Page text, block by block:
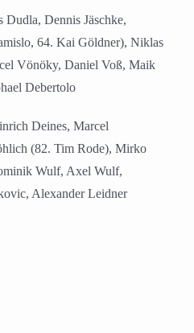
Dennis Jäschke,
64. Kai Göldner), Niklas
Vönöky, Daniel Voß, Maik
Debertolo
Deines, Marcel
(82. Tim Rode), Mirko
Wulf, Axel Wulf,
Alexander Leidner